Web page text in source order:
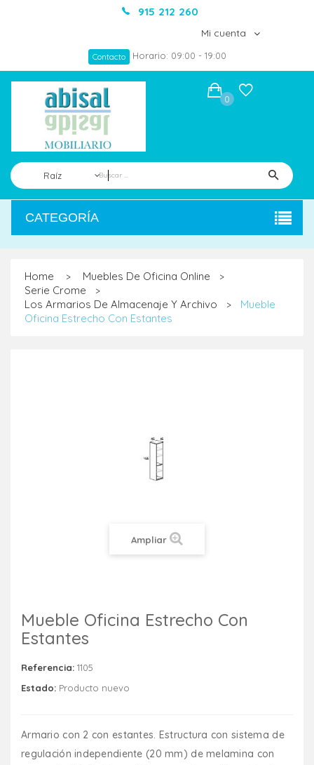
915 212 260
Mi cuenta
Contacto Horario: 09:00 - 19:00
Raíz
0
CATEGORÍA
Home > Muebles De Oficina Online >
Serie Crome >
Los Armarios De Almacenaje Y Archivo >
Mueble
Oficina Estrecho Con Estantes
Ampliar
Mueble Oficina Estrecho Con
Estantes
Referencia: 1105
Estado: Producto nuevo
Armario con 2 con estantes. Estructura con sistema de
regulación independiente (20 mm) de melamina con